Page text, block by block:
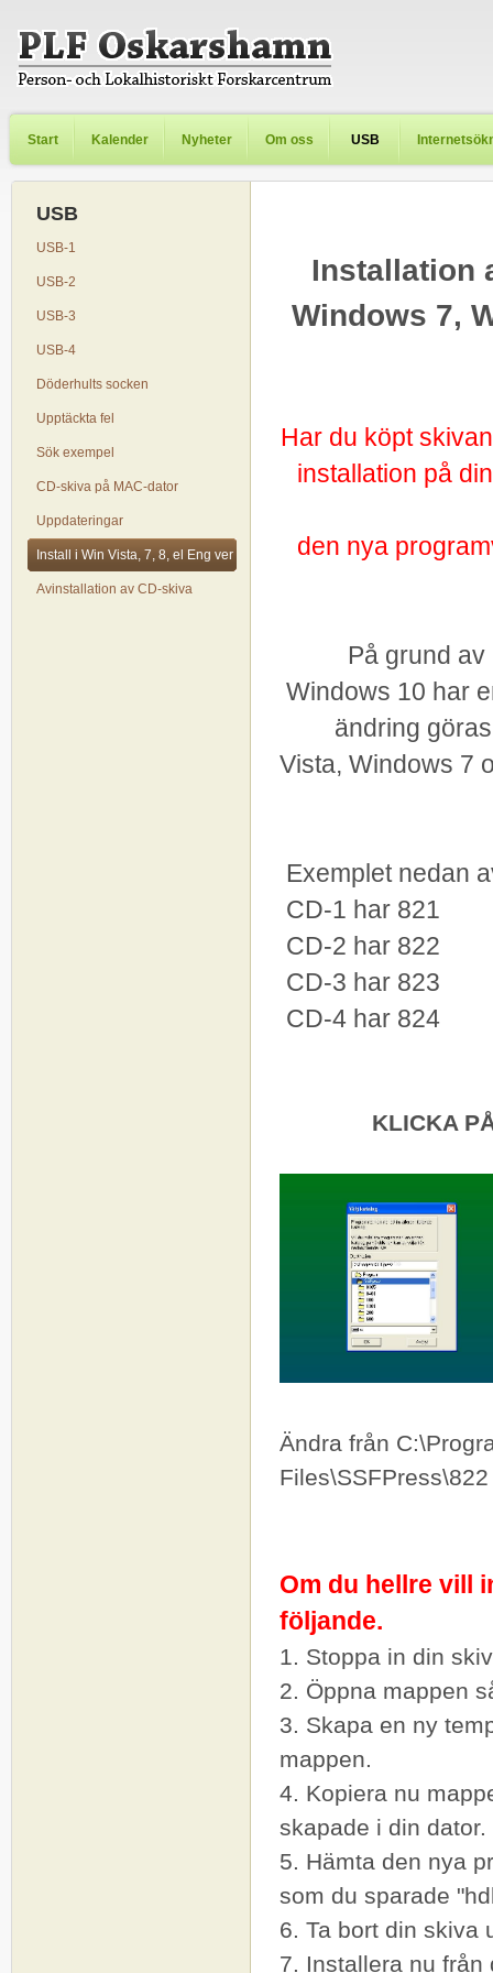
Start Kalender Nyheter Om oss USB
USB
USB-1
USB-2
USB-3
USB-4
Döderhults socken
Upptäckta fel
Sök exempel
CD-skiva på MAC-dator
Uppdateringar
Install i Win Vista, 7, 8, el Eng ver
Avinstallation av CD-skiva
Installation
Windows 7,
Har du köpt
installation på
den nya
På grund
Windows 10 har
ändring
Vista, Windows 7
Exemplet nedan
CD-1 har 821
CD-2 har 822
CD-3 har 823
CD-4 har 824
KLICKA
Ändra från
Files\SSFPress\822
Om du hellre vill
följande.
1. Stoppa in din
2. Öppna mappen
3. Skapa en ny
mappen.
4. Kopiera nu
skapade i din dator.
5. Hämta den nya
som du sparade
6. Ta bort din skiva
7. Installera nu från